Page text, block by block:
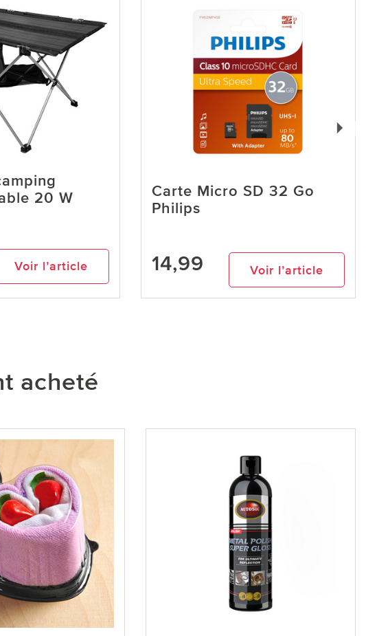
20 W
Voir l’article
Carte Micro SD 32 Go
Philips
14,99 Voir l’article
acheté